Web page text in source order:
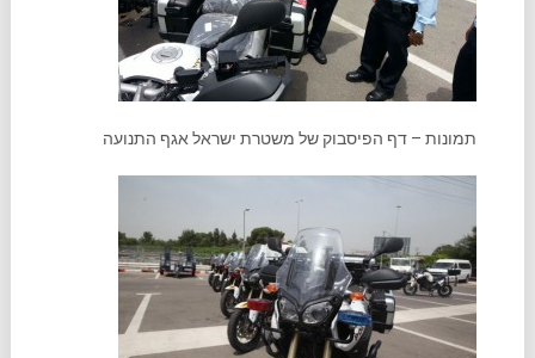
תמונות – דף הפיסבוק של משטרת ישראל אגף התנועה